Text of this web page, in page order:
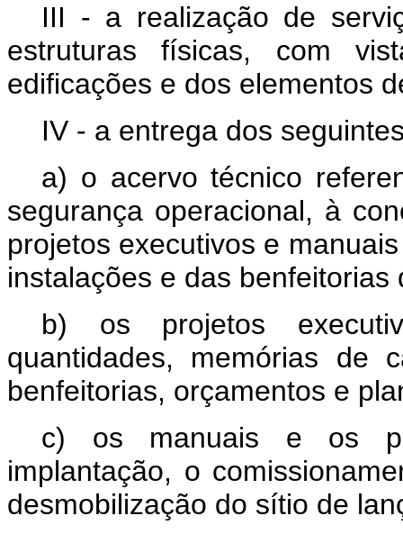
III - a realização de
estruturas físicas, com
edificações e dos elementos
IV - a entrega dos
a) o acervo técnico
segurança operacional, à
projetos executivos e
instalações e das
b) os projetos
quantidades, memórias de
benfeitorias, orçamentos e
c) os manuais e os
implantação, o
desmobilização do sítio de